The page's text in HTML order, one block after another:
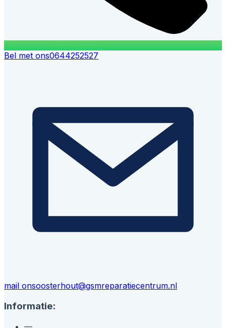
Bel met ons0644252527
mail onsoosterhout@gsmreparatiecentrum.nl
Informatie: